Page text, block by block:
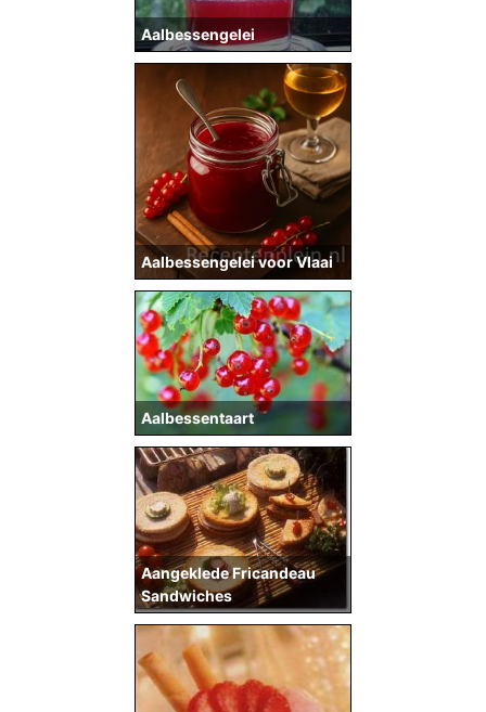
Aalbessengelei
Aalbessengelei voor Vlaai
Aalbessentaart
Aangeklede Fricandeau
Sandwiches